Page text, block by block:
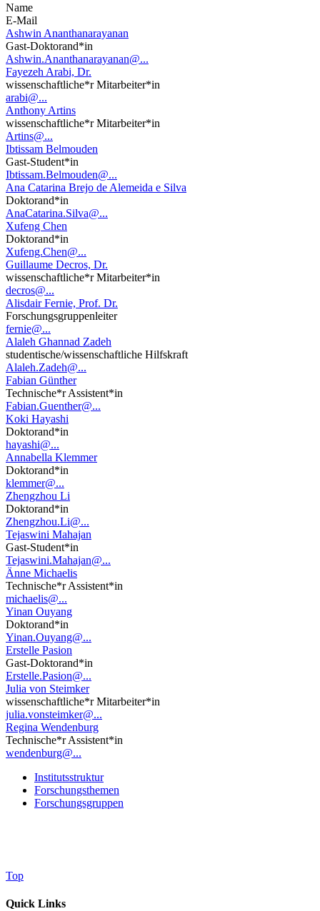
Name
E-Mail
Ashwin Ananthanarayanan
Gast-Doktorand*in
Ashwin.Ananthanarayanan@...
Fayezeh Arabi, Dr.
wissenschaftliche*r Mitarbeiter*in
arabi@...
Anthony Artins
wissenschaftliche*r Mitarbeiter*in
Artins@...
Ibtissam Belmouden
Gast-Student*in
Ibtissam.Belmouden@...
Ana Catarina Brejo de Alemeida e Silva
Doktorand*in
AnaCatarina.Silva@...
Xufeng Chen
Doktorand*in
Xufeng.Chen@...
Guillaume Decros, Dr.
wissenschaftliche*r Mitarbeiter*in
decros@...
Alisdair Fernie, Prof. Dr.
Forschungsgruppenleiter
fernie@...
Alaleh Ghannad Zadeh
studentische/wissenschaftliche Hilfskraft
Alaleh.Zadeh@...
Fabian Günther
Technische*r Assistent*in
Fabian.Guenther@...
Koki Hayashi
Doktorand*in
hayashi@...
Annabella Klemmer
Doktorand*in
klemmer@...
Zhengzhou Li
Doktorand*in
Zhengzhou.Li@...
Tejaswini Mahajan
Gast-Student*in
Tejaswini.Mahajan@...
Änne Michaelis
Technische*r Assistent*in
michaelis@...
Yinan Ouyang
Doktorand*in
Yinan.Ouyang@...
Erstelle Pasion
Gast-Doktorand*in
Erstelle.Pasion@...
Julia von Steimker
wissenschaftliche*r Mitarbeiter*in
julia.vonsteimker@...
Regina Wendenburg
Technische*r Assistent*in
wendenburg@...
Institutsstruktur
Forschungsthemen
Forschungsgruppen
Top
Quick Links